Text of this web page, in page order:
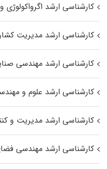
کارشناسی ارشد
کارشناسی ارشد مدیریت
کارشناسی ارشد مهندسی
کارشناسی ارشد علوم و
کارشناسی ارشد مدیریت و
کارشناسی ارشد مهندسی